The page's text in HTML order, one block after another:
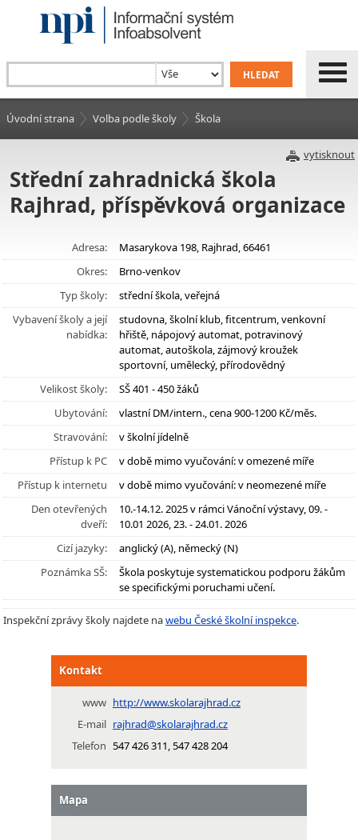
Úvodní strana Volba podle školy Škola
vytisknout
Střední zahradnická škola
Rajhrad, příspěvková organizace
Adresa:
Masarykova 198, Rajhrad, 66461
Okres:
Brno-venkov
Typ školy:
střední škola, veřejná
Vybavení školy a její
nabídka:
studovna, školní klub, fitcentrum, venkovní
hřiště, nápojový automat, potravinový
automat, autoškola, zájmový kroužek
sportovní, umělecký, přírodovědný
Velikost školy:
SŠ 401 - 450 žáků
Ubytování:
vlastní DM/intern., cena 900-1200 Kč/měs.
Stravování:
v školní jídelně
Přístup k PC
v době mimo vyučování: v omezené míře
Přístup k internetu
v době mimo vyučování: v neomezené míře
Den otevřených
dveří:
10.-14.12. 2025 v rámci Vánoční výstavy, 09. -
10.01 2026, 23. - 24.01. 2026
Cizí jazyky:
anglický (A), německý (N)
Poznámka SŠ:
Škola poskytuje systematickou podporu žákům
se specifickými poruchami učení.
Inspekční zprávy školy najdete nawebu České školní inspekce.
Kontakt
www http://www.skolarajhrad.cz
E-mail rajhrad@skolarajhrad.cz
Telefon 547 426 311, 547 428 204
Mapa